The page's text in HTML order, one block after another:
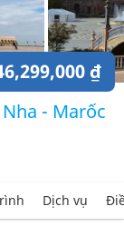
₫
- Marốc
Dịch vụ